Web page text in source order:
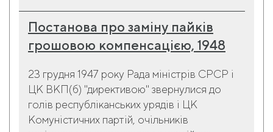
Постанова про заміну пайків
грошовою компенсацією, 1948
23 грудня 1947 року Рада міністрів СРСР і
ЦК ВКП(б) "директивою" звернулися до
голів республіканських урядів і ЦК
Комуністичних партій, очільників